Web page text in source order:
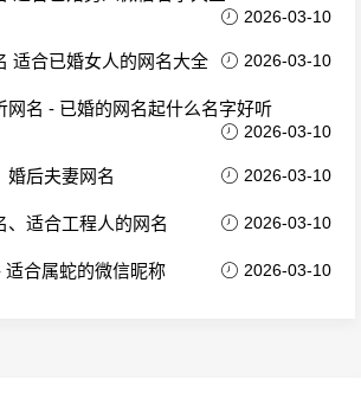
2026-03-10
适合已婚女人的网名大全 2026-03-10
网名 - 已婚的网名起什么名字好听
2026-03-10
婚后夫妻网名 2026-03-10
、适合工程人的网名 2026-03-10
合属蛇的微信昵称 2026-03-10